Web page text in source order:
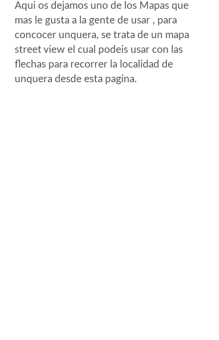
Aqui os dejamos uno de los Mapas que
mas le gusta a la gente de usar , para
concocer unquera, se trata de un mapa
street view el cual podeis usar con las
flechas para recorrer la localidad de
unquera desde esta pagina.